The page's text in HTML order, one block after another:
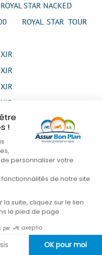
!
personnaliser votre
de notre site
suite, cliquez sur le lien
le pied de page.
par
OK pour moi
STAR NACKED
STAR TOUR
SP
MIDNIGHT STAR
MIDNIGHT STAR
TOUR CLASSIC
VENTURE
XVZ ROYAL STAR
WILD STAR
WILD STAR